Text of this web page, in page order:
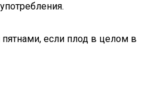
если плод в целом в